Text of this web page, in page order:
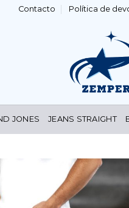
Contacto Política de
JONES JEANS STRAIGHT